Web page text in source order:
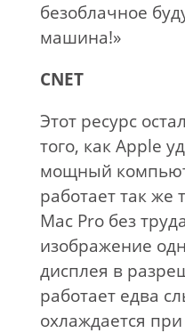
безоблачное
машина!»
CNET
Этот ресурс
того, как Apple
мощный
работает так же
Mac Pro без
изображение
дисплея в
работает едва
охлаждается